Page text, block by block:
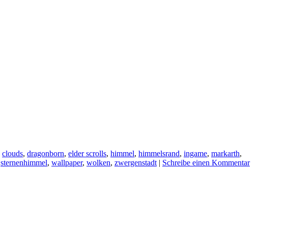
clouds, dragonborn, elder scrolls, himmel, himmelsrand, ingame, markarth,
sternenhimmel, wallpaper, wolken, zwergenstadt | Schreibe einen Kommentar